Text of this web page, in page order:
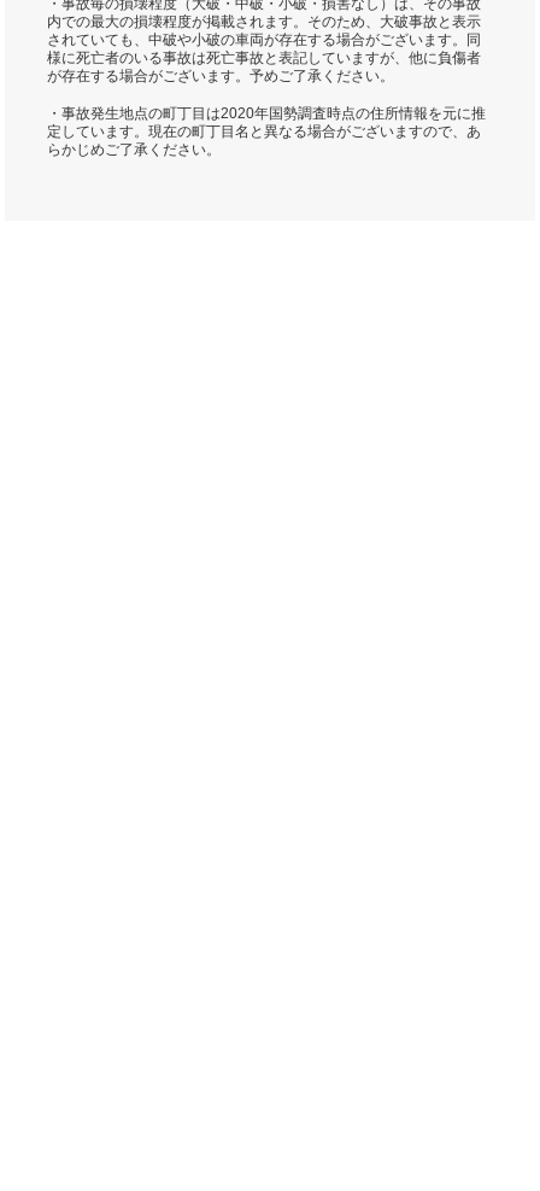
・事故毎の損壊程度（大破・中破・小破・損害なし）は、その事故
内での最大の損壊程度が掲載されます。そのため、大破事故と表示
されていても、中破や小破の車両が存在する場合がございます。同
様に死亡者のいる事故は死亡事故と表記していますが、他に負傷者
が存在する場合がございます。予めご了承ください。
・事故発生地点の町丁目は2020年国勢調査時点の住所情報を元に推
定しています。現在の町丁目名と異なる場合がございますので、あ
らかじめご了承ください。